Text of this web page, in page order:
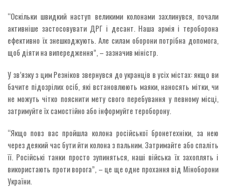
“Оскільки швидкий наступ великими колонами захлинувся, почали
активніше застосовувати ДРГ і десант. Наша армія і тероборона
ефективно їх знешкоджують. Але силам оборони потрібна допомога,
щоб діяти на випередження”, – зазначив міністр.
У зв’язку з цим Резніков звернувся до укранців в усіх містах: якщо ви
бачите підозрілих осіб, які встановлюють маяки, наносять мітки, чи
не можуть чітко пояснити мету свого перебування у певному місці,
затримуйте їх самостійно або інформуйте тероборону.
“Якщо повз вас пройшла колона російської бронетехніки, за нею
через деякий час бути йти колона з пальним. Затримайте або спаліть
її. Російські танки просто зупиняться, наші війська їх захоплять і
використають проти ворога”, – це ще одне прохання від Міноборони
України.